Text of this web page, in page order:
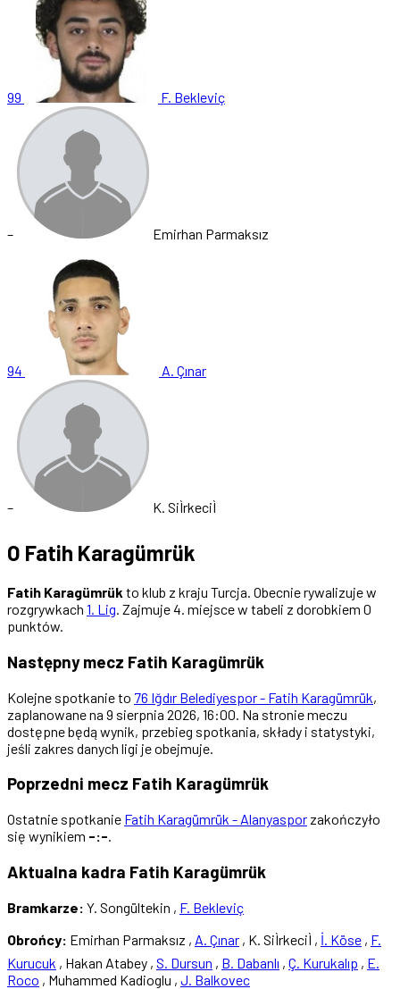
99 F. Bekleviç
– Emirhan Parmaksız
94 A. Çınar
– K. SiÌrkeciÌ
O Fatih Karagümrük
Fatih Karagümrük to klub z kraju Turcja. Obecnie rywalizuje w
rozgrywkach 1. Lig. Zajmuje 4. miejsce w tabeli z dorobkiem 0
punktów.
Następny mecz Fatih Karagümrük
Kolejne spotkanie to 76 Iğdır Belediyespor - Fatih Karagümrük,
zaplanowane na 9 sierpnia 2026, 16:00. Na stronie meczu
dostępne będą wynik, przebieg spotkania, składy i statystyki,
jeśli zakres danych ligi je obejmuje.
Poprzedni mecz Fatih Karagümrük
Ostatnie spotkanie Fatih Karagümrük - Alanyaspor zakończyło
się wynikiem -:-.
Aktualna kadra Fatih Karagümrük
Bramkarze: Y. Songültekin , F. Bekleviç
Obrońcy: Emirhan Parmaksız , A. Çınar , K. SiÌrkeciÌ , İ. Köse , F.
Kurucuk , Hakan Atabey , S. Dursun , B. Dabanlı , Ç. Kurukalıp , E.
Roco , Muhammed Kadioglu , J. Balkovec